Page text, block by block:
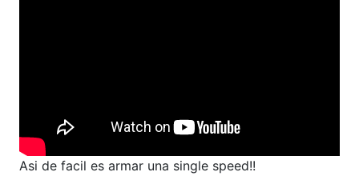
Asi de facil es armar una single speed!!